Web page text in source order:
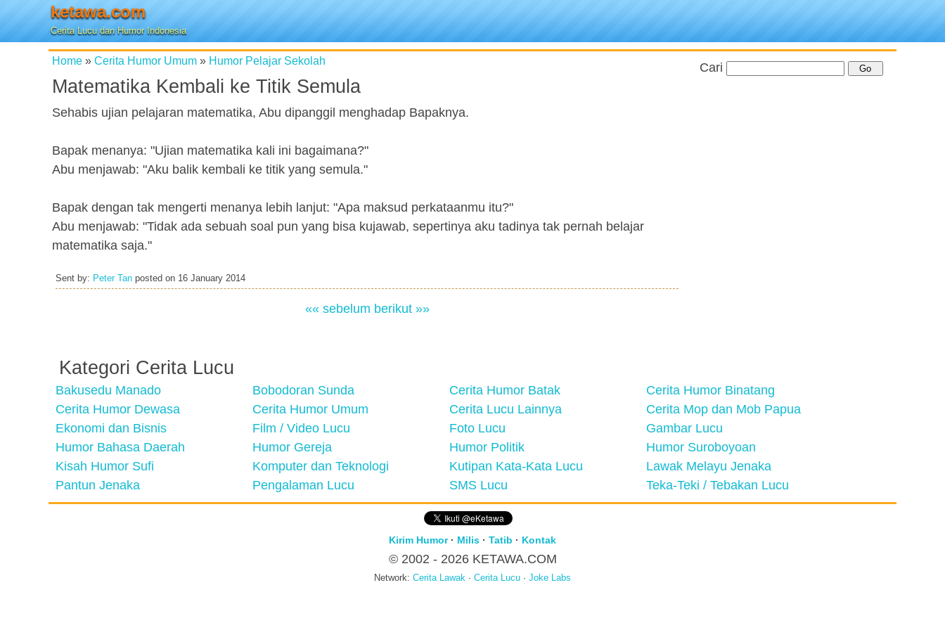
ketawa.com
Cerita Lucu dan Humor Indonesia
Home » Cerita Humor Umum » Humor Pelajar Sekolah
Matematika Kembali ke Titik Semula
Sehabis ujian pelajaran matematika, Abu dipanggil menghadap Bapaknya.
Bapak menanya: "Ujian matematika kali ini bagaimana?"
Abu menjawab: "Aku balik kembali ke titik yang semula."
Bapak dengan tak mengerti menanya lebih lanjut: "Apa maksud perkataanmu itu?"
Abu menjawab: "Tidak ada sebuah soal pun yang bisa kujawab, sepertinya aku tadinya tak pernah belajar
matematika saja."
Sent by: Peter Tan posted on 16 January 2014
«« sebelum berikut »»
Cari
Kategori Cerita Lucu
Bakusedu Manado Bobodoran Sunda Cerita Humor Batak
Cerita Humor Binatang
Cerita Humor Dewasa
Cerita Humor Umum Cerita Lucu Lainnya
Cerita Mop dan Mob Papua
Ekonomi dan Bisnis
Film / Video Lucu Foto Lucu
Gambar Lucu
Humor Bahasa Daerah
Humor Gereja Humor Politik
Humor Suroboyoan
Kisah Humor Sufi
Komputer dan Teknologi Kutipan Kata-Kata Lucu
Lawak Melayu Jenaka
Pantun Jenaka
Pengalaman Lucu SMS Lucu Teka-Teki / Tebakan Lucu
Kirim Humor· Milis · Tatib · Kontak
© 2002 - 2026 KETAWA.COM
Network: Cerita Lawak · Cerita Lucu · Joke Labs